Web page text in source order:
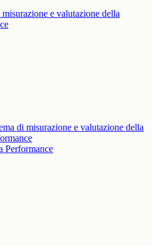
misurazione e valutazione della
di misurazione e valutazione della
Performance